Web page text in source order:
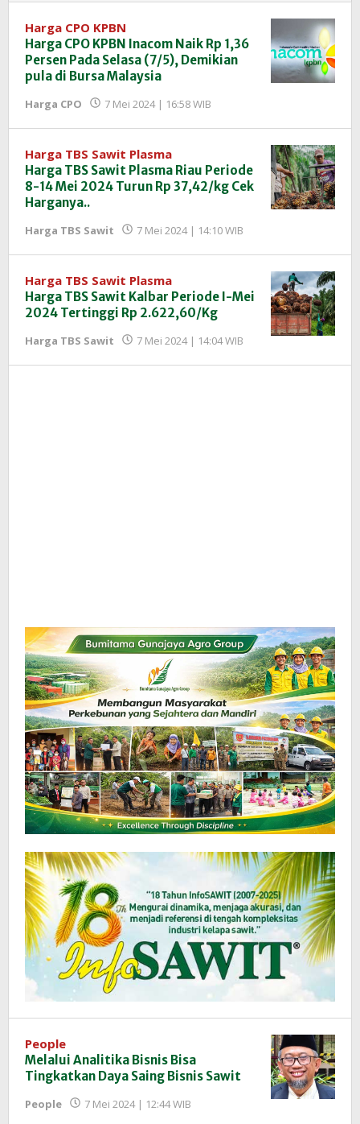
Harga CPO KPBN
Harga CPO KPBN Inacom Naik Rp 1,36
Persen Pada Selasa (7/5), Demikian
pula di Bursa Malaysia
Harga CPO 7 Mei 2024 | 16:58 WIB
InfoSAWIT
Harga TBS Sawit Plasma
Harga TBS Sawit Plasma Riau Periode
8-14 Mei 2024 Turun Rp 37,42/kg Cek
Harganya..
Harga TBS Sawit 7 Mei 2024 | 14:10 WIB
InfoSAWIT
Harga TBS Sawit Plasma
Harga TBS Sawit Kalbar Periode I-Mei
2024 Tertinggi Rp 2.622,60/Kg
Harga TBS Sawit 7 Mei 2024 | 14:04 WIB
oleh
InfoSAWIT
People
Melalui Analitika Bisnis Bisa
Tingkatkan Daya Saing Bisnis Sawit
People 7 Mei 2024 | 12:44 WIB